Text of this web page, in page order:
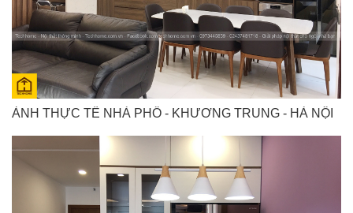
ẢNH THỰC TẾ NHÀ PHỐ - KHƯƠNG TRUNG - HÀ NỘI